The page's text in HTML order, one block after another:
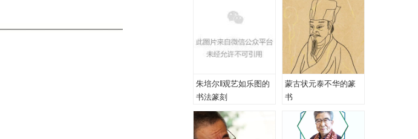
朱培尔‖观艺如乐图的
书法篆刻
蒙古状元泰不华的篆
书